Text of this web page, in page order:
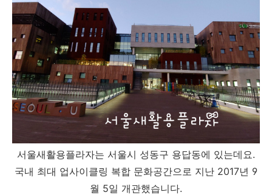
서울새활용플라자는 서울시 성동구 용답동에 있는데요.
국내 최대 업사이클링 복합 문화공간으로 지난 2017년 9
월 5일 개관했습니다.